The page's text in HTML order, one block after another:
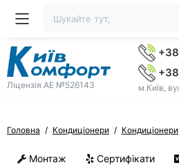
Ліцензія AE №526143 м.Київ,
Головна Кондиціонери Кондиціонери
Монтаж Сертифікати